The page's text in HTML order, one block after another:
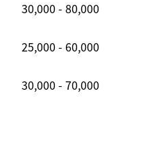
30,000 - 80,000
25,000 - 60,000
30,000 - 70,000